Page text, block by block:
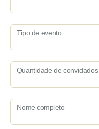
Tipo de evento
Quantidade de convidados
Nome completo